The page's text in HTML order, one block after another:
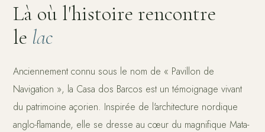
Là où l'histoire rencontre
le lac
Anciennement connu sous le nom de « Pavillon de
Navigation », la Casa dos Barcos est un témoignage vivant
du patrimoine açorien. Inspirée de l'architecture nordique
anglo-flamande, elle se dresse au cœur du magnifique Mata-